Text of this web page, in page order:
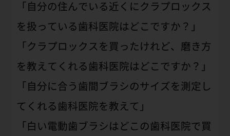
「自分の住んでいる近くにクラプロックス
を扱っている歯科医院はどこですか？」
「クラプロックスを買ったけれど、磨き方
を教えてくれる歯科医院はどこですか？」
「自分に合う歯間ブラシのサイズを測定し
てくれる歯科医院を教えて」
「白い電動歯ブラシはどこの歯科医院で買